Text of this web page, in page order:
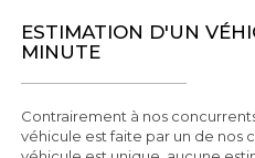
ESTIMATION D'UN
MINUTE
Contrairement à nos
véhicule est faite par un de nos